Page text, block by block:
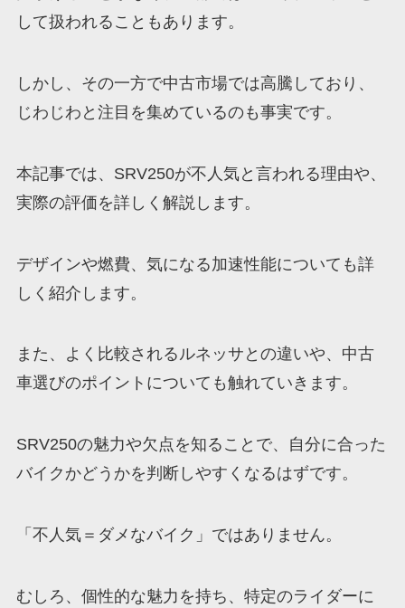
して扱われることもあります。
しかし、その一方で中古市場では高騰しており、
じわじわと注目を集めているのも事実です。
本記事では、SRV250が不人気と言われる理由や、
実際の評価を詳しく解説します。
デザインや燃費、気になる加速性能についても詳
しく紹介します。
また、よく比較されるルネッサとの違いや、中古
車選びのポイントについても触れていきます。
SRV250の魅力や欠点を知ることで、自分に合った
バイクかどうかを判断しやすくなるはずです。
「不人気＝ダメなバイク」ではありません。
むしろ、個性的な魅力を持ち、特定のライダーに